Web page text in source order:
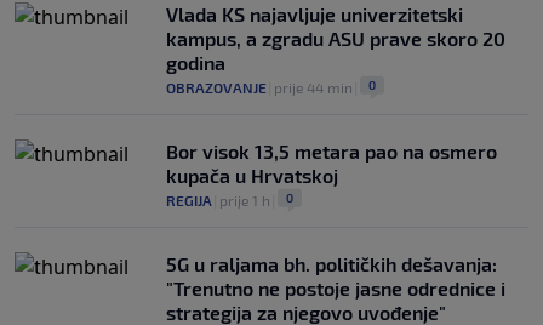
Vlada KS najavljuje univerzitetski
kampus, a zgradu ASU prave skoro 20
godina
OBRAZOVANJE prije 44 min 0
Bor visok 13,5 metara pao na osmero
kupača u Hrvatskoj
REGIJA prije 1 h 0
5G u raljama bh. političkih dešavanja:
"Trenutno ne postoje jasne odrednice i
strategija za njegovo uvođenje"